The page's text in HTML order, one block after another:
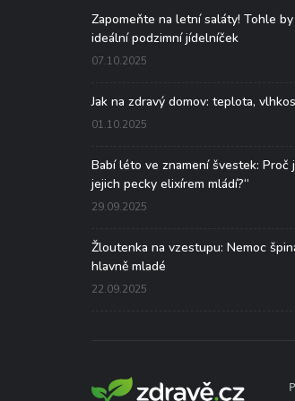
Zapomeňte na letní saláty! Tohle
ideální podzimní jídelníček
07.10.2025
Jak na zdravý domov: teplota,
01.10.2025
Babí léto ve znamení švestek:
jejich pecky elixírem mládí?“
29.09.2025
Žloutenka na vzestupu: Nemoc
hlavně mladé
22.09.2025